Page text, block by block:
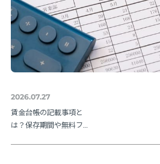
2026.07.27
賃金台帳の記載事項と
は？保存期間や無料フ